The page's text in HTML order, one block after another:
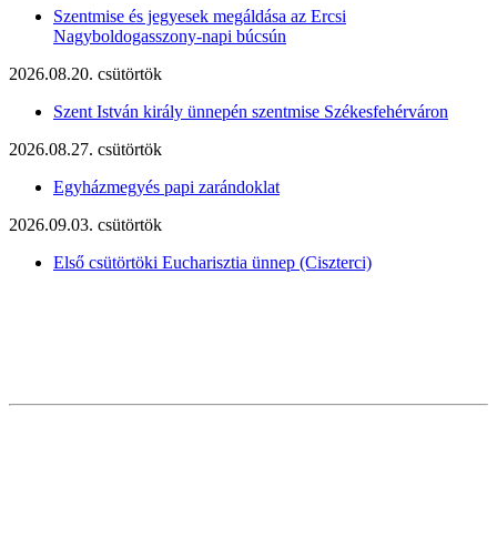
Szentmise és jegyesek megáldása az Ercsi
Nagyboldogasszony-napi búcsún
2026.08.20. csütörtök
Szent István király ünnepén szentmise Székesfehérváron
2026.08.27. csütörtök
Egyházmegyés papi zarándoklat
2026.09.03. csütörtök
Első csütörtöki Eucharisztia ünnep (Ciszterci)